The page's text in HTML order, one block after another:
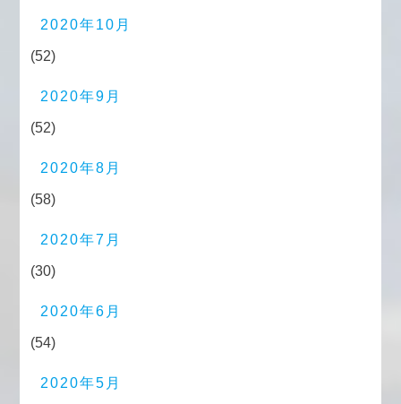
2020年10月
(52)
2020年9月
(52)
2020年8月
(58)
2020年7月
(30)
2020年6月
(54)
2020年5月